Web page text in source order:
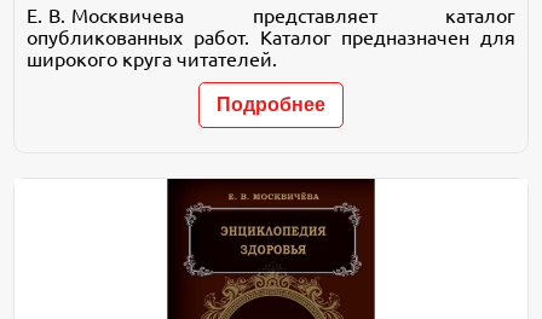
Е. В. Москвичева представляет каталог
опубликованных работ. Каталог предназначен для
широкого круга читателей.
Подробнее